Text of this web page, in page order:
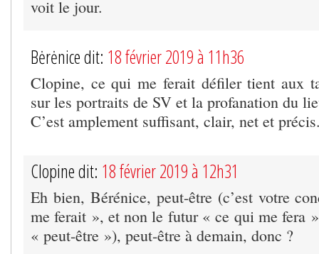
voit le jour.
Bėrėnice dit: 18 février 2019 à 11h36
Clopine, ce qui me ferait défiler tient aux
sur les portraits de SV et la profanation du
C’est amplement suffisant, clair, net et
Clopine dit: 18 février 2019 à 12h31
Eh bien, Bérénice, peut-être (c’est votre
me ferait », et non le futur « ce qui me fera
« peut-être »), peut-être à demain, donc ?